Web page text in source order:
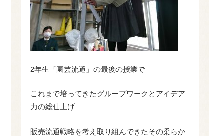
2年生「園芸流通」の最後の授業で
これまで培ってきたグループワークとアイデア
力の総仕上げ
販売流通戦略を考え取り組んできたその柔らか